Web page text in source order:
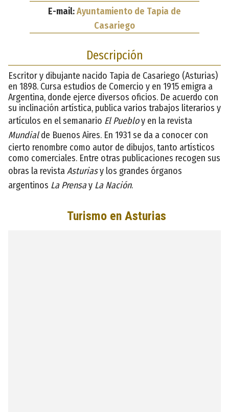
E-mail:Ayuntamiento de Tapia de
Casariego
Descripción
Escritor y dibujante nacido Tapia de Casariego (Asturias)
en 1898. Cursa estudios de Comercio y en 1915 emigra a
Argentina, donde ejerce diversos oficios. De acuerdo con
su inclinación artística, publica varios trabajos literarios y
artículos en el semanario El Puebloy en la revista
Mundialde Buenos Aires. En 1931 se da a conocer con
cierto renombre como autor de dibujos, tanto artísticos
como comerciales. Entre otras publicaciones recogen sus
obras la revistaAsturiasy los grandes órganos
argentinos La Prensay La Nación.